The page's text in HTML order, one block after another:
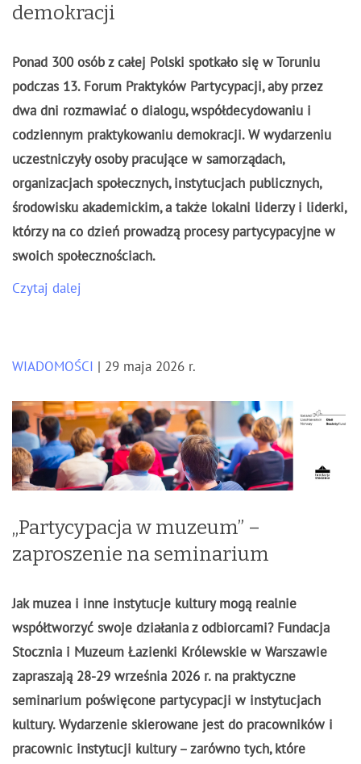
demokracji
Ponad 300 osób z całej Polski spotkało się w Toruniu
podczas 13. Forum Praktyków Partycypacji, aby przez
dwa dni rozmawiać o dialogu, współdecydowaniu i
codziennym praktykowaniu demokracji. W wydarzeniu
uczestniczyły osoby pracujące w samorządach,
organizacjach społecznych, instytucjach publicznych,
środowisku akademickim, a także lokalni liderzy i liderki,
którzy na co dzień prowadzą procesy partycypacyjne w
swoich społecznościach.
Czytaj dalej
WIADOMOŚCI | 29 maja 2026 r.
„Partycypacja w muzeum” –
zaproszenie na seminarium
Jak muzea i inne instytucje kultury mogą realnie
współtworzyć swoje działania z odbiorcami? Fundacja
Stocznia i Muzeum Łazienki Królewskie w Warszawie
zapraszają 28-29 września 2026 r. na praktyczne
seminarium poświęcone partycypacji w instytucjach
kultury. Wydarzenie skierowane jest do pracowników i
pracownic instytucji kultury – zarówno tych, które